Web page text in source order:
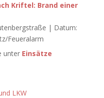
Kriftel: Brand einer
| Datum:
Feueralarm
unter Einsätze
LKW